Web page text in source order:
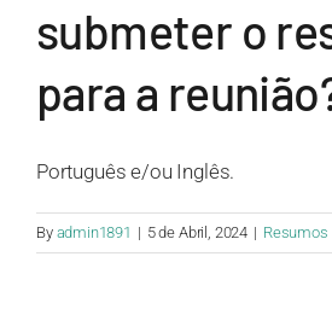
submeter o
para a
Português e/ou Inglês.
By admin1891 | 5 de Abril, 2024 | Resumos